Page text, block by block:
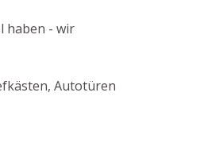
haben - wir
Autotüren